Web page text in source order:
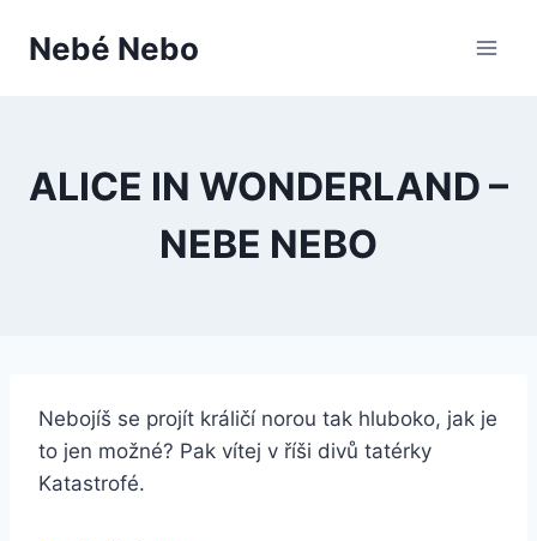
Nebé Nebo
ALICE IN WONDERLAND –
NEBE NEBO
Nebojíš se projít králičí norou tak hluboko, jak je
to jen možné? Pak vítej v říši divů tatérky
Katastrofé.